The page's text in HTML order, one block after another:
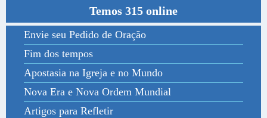
Temos 315 online
Envie seu Pedido de Oração
Fim dos tempos
Apostasia na Igreja e no Mundo
Nova Era e Nova Ordem Mundial
Artigos para Refletir